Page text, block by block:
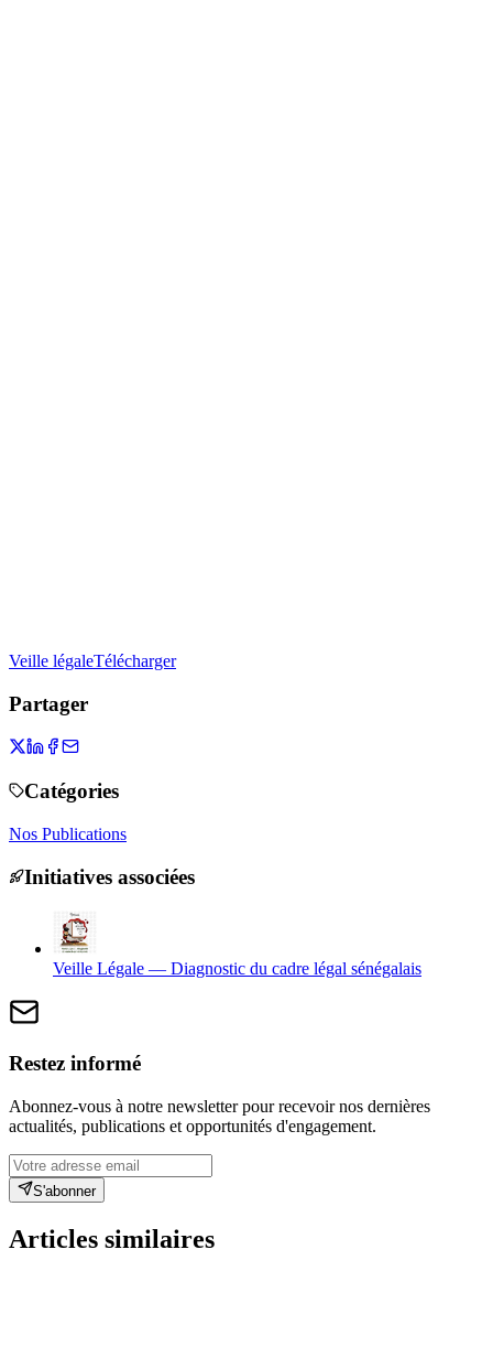
Veille légaleTélécharger
Partager
Catégories
Nos Publications
Initiatives associées
Veille Légale — Diagnostic du cadre légal sénégalais
Restez informé
Abonnez-vous à notre newsletter pour recevoir nos dernières
actualités, publications et opportunités d'engagement.
S'abonner
Articles similaires